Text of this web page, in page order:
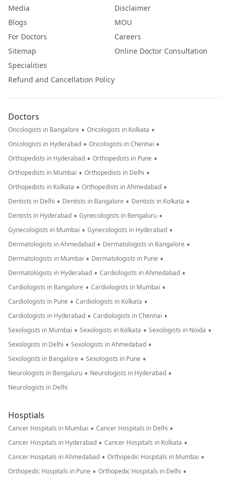
Media
Blogs
For Doctors
Sitemap
Specialities
Refund and Cancellation Policy
Disclaimer
MOU
Careers
Online Doctor Consultation
Doctors
Oncologists in Bangalore • Oncologists in Kolkata •
Oncologists in Hyderabad • Oncologists in Chennai •
Orthopedists in Hyderabad • Orthopedists in Pune •
Orthopedists in Mumbai • Orthopedists in Delhi •
Orthopedists in Kolkata • Orthopedists in Ahmedabad •
Dentists in Delhi • Dentists in Bangalore • Dentists in Kolkata •
Dentists in Hyderabad • Gynecologists in Bengaluru •
Gynecologists in Mumbai • Gynecologists in Hyderabad •
Dermatologists in Ahmedabad • Dermatologists in Bangalore •
Dermatologists in Mumbai • Dermatologists in Pune •
Dermatologists in Hyderabad • Cardiologists in Ahmedabad •
Cardiologists in Bangalore • Cardiologists in Mumbai •
Cardiologists in Pune • Cardiologists in Kolkata •
Cardiologists in Hyderabad • Cardiologists in Chennai •
Sexologists in Mumbai • Sexologists in Kolkata • Sexologists in Noida •
Sexologists in Delhi • Sexologists in Ahmedabad •
Sexologists in Bangalore • Sexologists in Pune •
Neurologists in Bengaluru • Neurologists in Hyderabad •
Neurologists in Delhi
Hosptials
Cancer Hospitals in Mumbai • Cancer Hospitals in Delhi •
Cancer Hospitals in Hyderabad • Cancer Hospitals in Kolkata •
Cancer Hospitals in Ahmedabad • Orthopedic Hospitals in Mumbai •
Orthopedic Hospitals in Pune • Orthopedic Hospitals in Delhi •